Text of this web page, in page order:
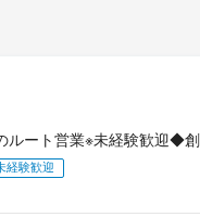
ルート営業※未経験歓迎◆
経験歓迎